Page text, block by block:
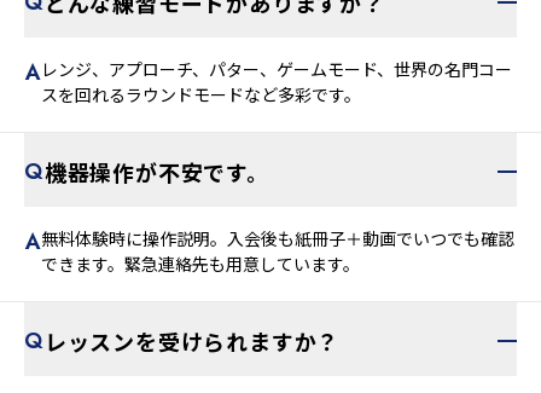
レンジ、アプローチ、パター、ゲームモード、世界の名門コー
スを回れるラウンドモードなど多彩です。
機器操作が不安です。
無料体験時に操作説明。入会後も紙冊子＋動画でいつでも確認
できます。緊急連絡先も用意しています。
レッスンを受けられますか？